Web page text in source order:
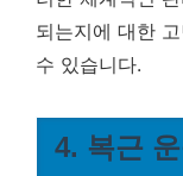
되는지에 대한
수 있습니다.
4. 복근